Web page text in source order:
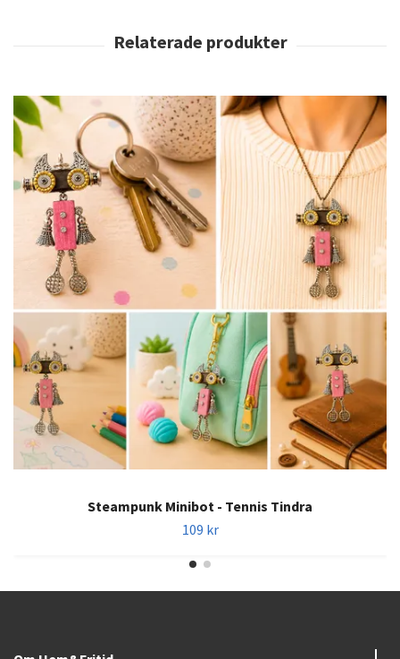
Steampunk Minibot - Tennis Tindra
109 kr